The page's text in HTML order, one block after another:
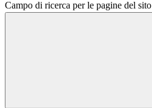
Campo di ricerca per le pagine del sito